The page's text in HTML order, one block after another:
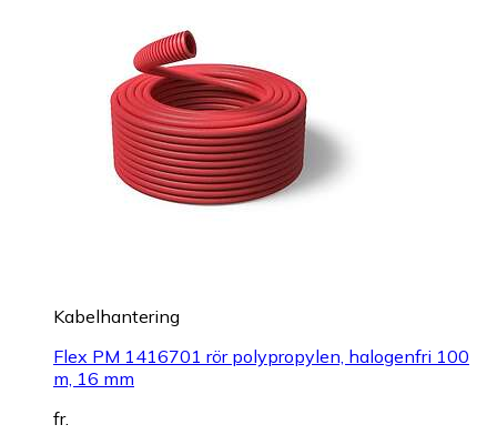
Kabelhantering
Flex PM 1416701 rör polypropylen, halogenfri 100
m, 16 mm
fr.